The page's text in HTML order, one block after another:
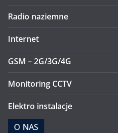
Radio naziemne
Internet
GSM – 2G/3G/4G
Monitoring CCTV
Elektro instalacje
O NAS